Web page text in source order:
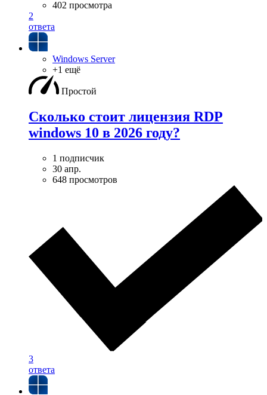
402 просмотра
2
ответа
Windows Server
+1 ещё
Простой
Сколько стоит лицензия RDP
windows 10 в 2026 году?
1 подписчик
30 апр.
648 просмотров
3
ответа